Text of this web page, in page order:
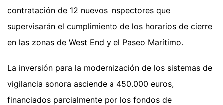
contratación de 12 nuevos inspectores que
supervisarán el cumplimiento de los horarios de cierre
en las zonas de West End y el Paseo Marítimo.
La inversión para la modernización de los sistemas de
vigilancia sonora asciende a 450.000 euros,
financiados parcialmente por los fondos de